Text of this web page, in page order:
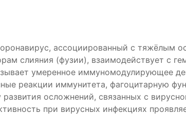
ассоциированный с тяжёлым
слияния (фузии), взаимодействует с
умеренное иммуномодулирующее
реакции иммунитета, фагоцитарную
осложнений, связанных с
при вирусных инфекциях